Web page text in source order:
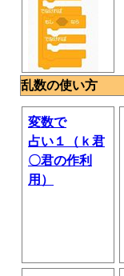
乱数の使い方
変数で
占い１（ｋ君
〇君の作利
用）